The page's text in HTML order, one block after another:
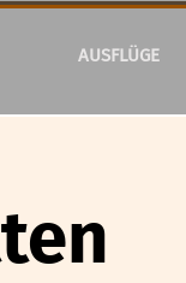
AUSFLÜGE